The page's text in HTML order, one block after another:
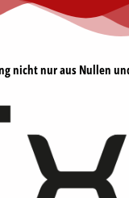
nicht nur aus Nullen